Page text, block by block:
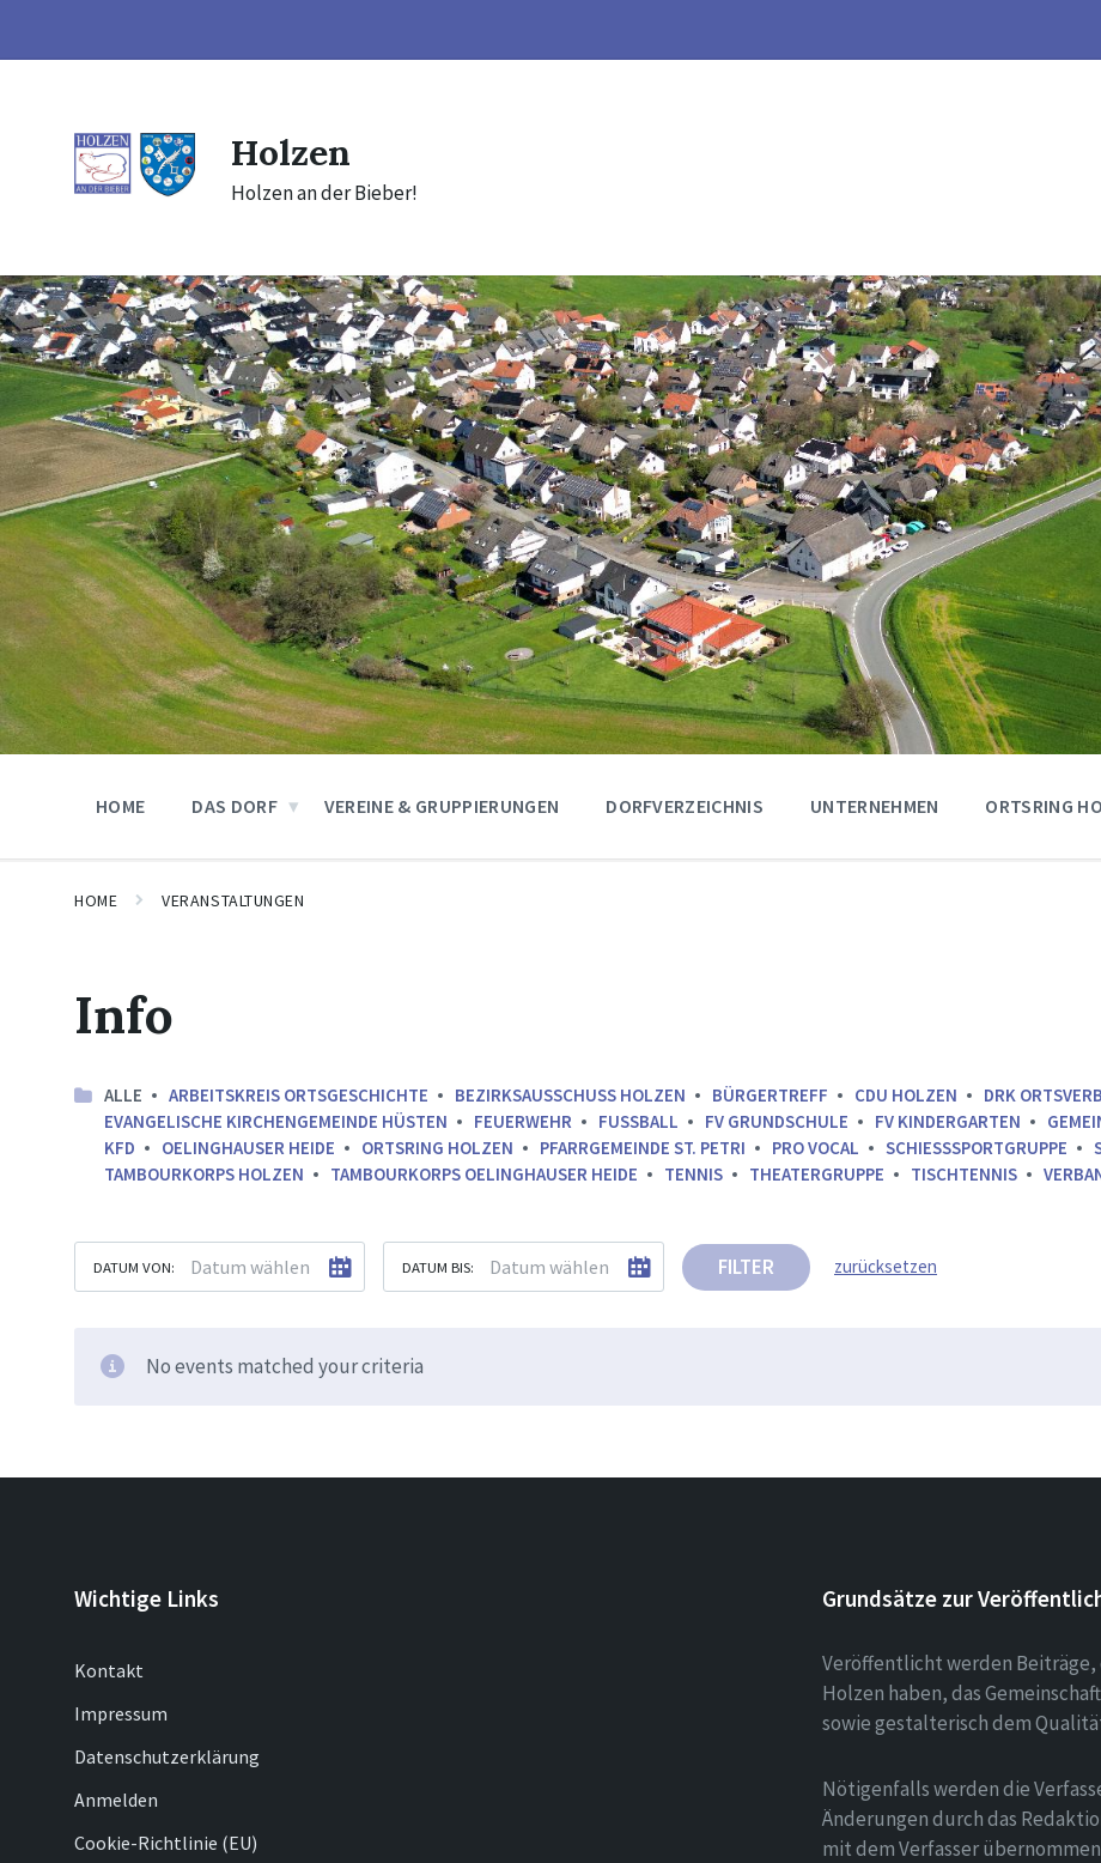
content
main
footer
Holzen
Holzen an der Bieber!
HOME DAS DORF VEREINE & GRUPPIERUNGEN DORFVERZEICHNIS UNTERNEHMEN ORTSRING
HOME VERANSTALTUNGEN
Info
ALLE ARBEITSKREIS ORTSGESCHICHTE BEZIRKSAUSSCHUSS HOLZEN BÜRGERTREFF CDU HOLZEN
DRK
EVANGELISCHE KIRCHENGEMEINDE HÜSTEN
FEUERWEHR FUSSBALL FV GRUNDSCHULE FV KINDERGARTEN
KFD
OELINGHAUSER HEIDE ORTSRING HOLZEN PFARRGEMEINDE ST. PETRI PRO VOCAL SCHIESSSPORTGRUPPE
TAMBOURKORPS HOLZEN
TAMBOURKORPS OELINGHAUSER HEIDE TENNIS THEATERGRUPPE TISCHTENNIS
DATUM VON: DATUM BIS: FILTER zurücksetzen
No events matched your criteria
Wichtige Links
Kontakt
Impressum
Datenschutzerklärung
Anmelden
Cookie-Richtlinie (EU)
Grundsätze zur
Veröffentlicht werden Beiträge,
Holzen haben, das
sowie gestalterisch dem
Nötigenfalls werden die
Änderungen durch das
mit dem Verfasser